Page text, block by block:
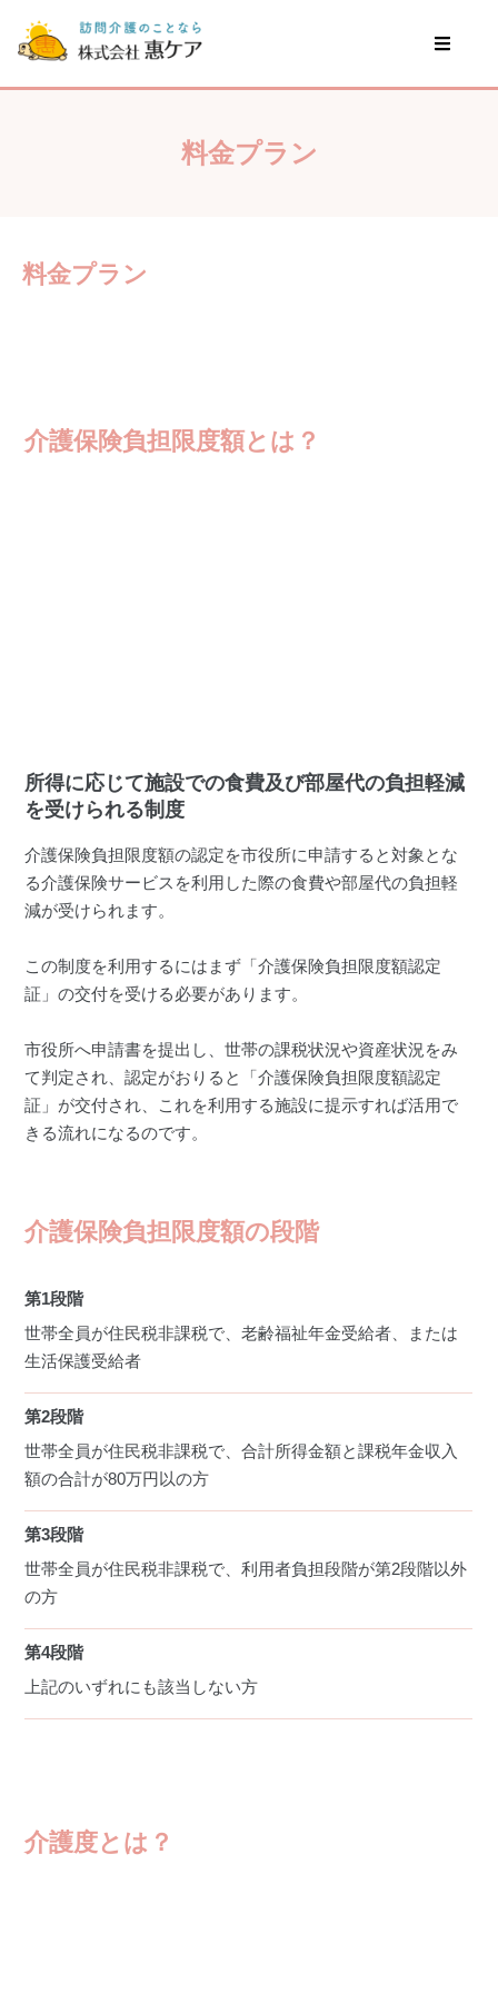
料金プラン
料金プラン
介護保険負担限度額とは？
所得に応じて施設での食費及び部屋代の負担軽減
を受けられる制度
介護保険負担限度額の認定を市役所に申請すると対象とな
る介護保険サービスを利用した際の食費や部屋代の負担軽
減が受けられます。
この制度を利用するにはまず「介護保険負担限度額認定
証」の交付を受ける必要があります。
市役所へ申請書を提出し、世帯の課税状況や資産状況をみ
て判定され、認定がおりると「介護保険負担限度額認定
証」が交付され、これを利用する施設に提示すれば活用で
きる流れになるのです。
介護保険負担限度額の段階
第1段階
世帯全員が住民税非課税で、老齢福祉年金受給者、または
生活保護受給者
第2段階
世帯全員が住民税非課税で、合計所得金額と課税年金収入
額の合計が80万円以の方
第3段階
世帯全員が住民税非課税で、利用者負担段階が第2段階以外
の方
第4段階
上記のいずれにも該当しない方
介護度とは？